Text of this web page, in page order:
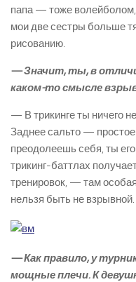
папа — тоже
мои две сестры больше
рисованию.
— Значит, ты, в
каком-то смысле
— В трикинге ты ничего
Заднее сальто —
преодолеешь себя, ты
трикинг-баттлах
тренировок, — там
нельзя быть не взрывной.
— Как правило, у
мощные плечи. К